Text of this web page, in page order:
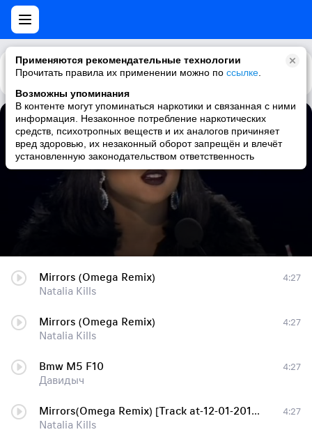
Применяются рекомендательные технологии
Прочитать правила их применении можно по ссылке
Возможны упоминания
В контенте могут упоминаться наркотики и связанная с ними
информация. Незаконное потребление наркотических
средств, психотропных веществ и их аналогов причиняет
вред здоровью, их незаконный оборот запрещён и влечёт
установленную законодательством ответственность
Каталог Рекомендации
Mirrors (Omega Remix)
Natalia Kills
Mirrors (Omega Remix)
Natalia Kills
4:27
Mirrors (Omega Remix)
Natalia Kills
4:27
Bmw M5 F10
Давидыч
4:27
Mirrors(Omega Remix) [Track at-12-01-2012] - DubStep
Natalia Kills
4:27